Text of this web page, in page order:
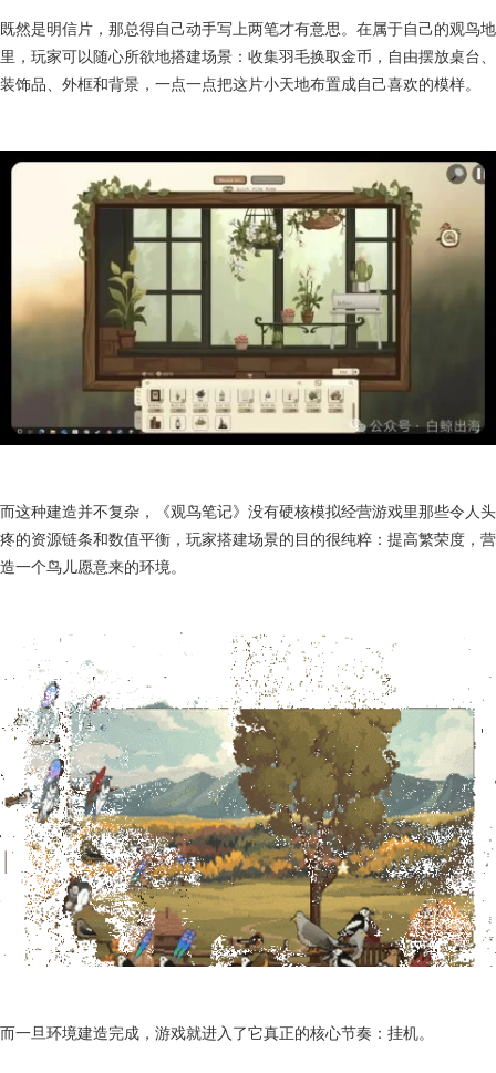
既然是明信片，那总得自己动手写上两笔才有意思。在属于自己的观鸟地
里，玩家可以随心所欲地搭建场景：收集羽毛换取金币，自由摆放桌台、
装饰品、外框和背景，一点一点把这片小天地布置成自己喜欢的模样。
而这种建造并不复杂，《观鸟笔记》没有硬核模拟经营游戏里那些令人头
疼的资源链条和数值平衡，玩家搭建场景的目的很纯粹：提高繁荣度，营
造一个鸟儿愿意来的环境。
而一旦环境建造完成，游戏就进入了它真正的核心节奏：挂机。